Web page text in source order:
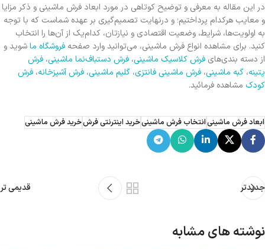
در این مقاله به معرفی و توضیح کوتاهی در مورد ابعاد فرش ماشینی و ذکر مزایا
و معایب هرکدام پرداختیم؛ و درنهایت تصمیم‌گیری بر عهده شماست که با توجه
به اولویت‌ها، شرایط، وضعیت اقتصادی و نیازتان، کدام‌یک از آن‌ها را انتخاب
کنید. برای مشاهده انواع فرش ماشینی، می‌توانید وارد صفحه فروشگاه ماشوید و
از دسته بندی‌های فرش کلاسیک ماشینی، فرش دستباف‌نما ماشینی، فرش
پتینه، گبه ماشینی، فرش ماشینی فانتزی، گلیم ماشینی، فرش آشپزخانه، فرش
کودک مشاهده فرمائید.
ابعاد فرش ماشینیانتخاب فرش ماشینیخرید اینترنتی فرشخرید فرش ماشینی
جدیدتر قدیمی تر
نوشته های مشابه